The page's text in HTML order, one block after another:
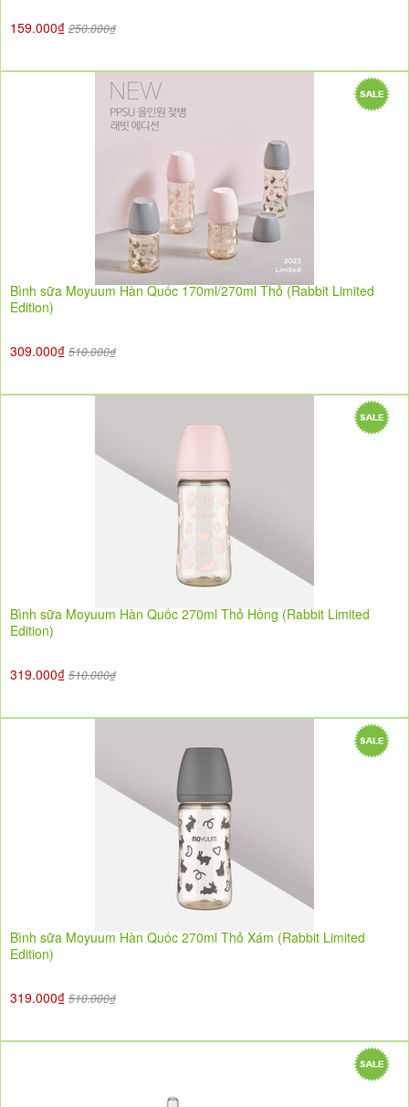
159.000₫ 250.000₫
Bình sữa Moyuum Hàn Quốc 170ml/270ml Thỏ (Rabbit Limited
Edition)
309.000₫ 510.000₫
Bình sữa Moyuum Hàn Quốc 270ml Thỏ Hồng (Rabbit Limited
Edition)
319.000₫ 510.000₫
Bình sữa Moyuum Hàn Quốc 270ml Thỏ Xám (Rabbit Limited
Edition)
319.000₫ 510.000₫